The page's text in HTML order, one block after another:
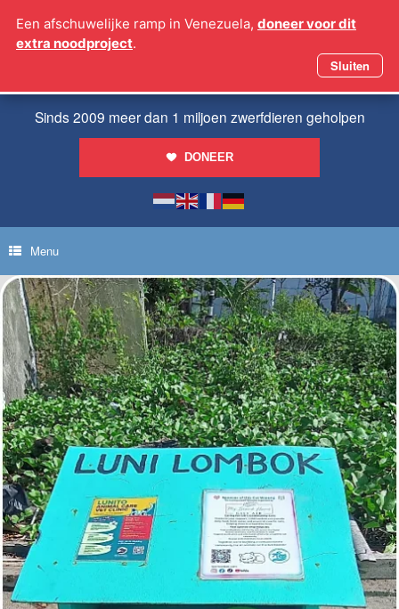
naar
Sinds 2009 meer dan 1 miljoen zwerfdieren geholpen
DONEER
Menu
Een afschuwelijke ramp in Venezuela, doneer voor dit
extra noodproject.
Sluiten